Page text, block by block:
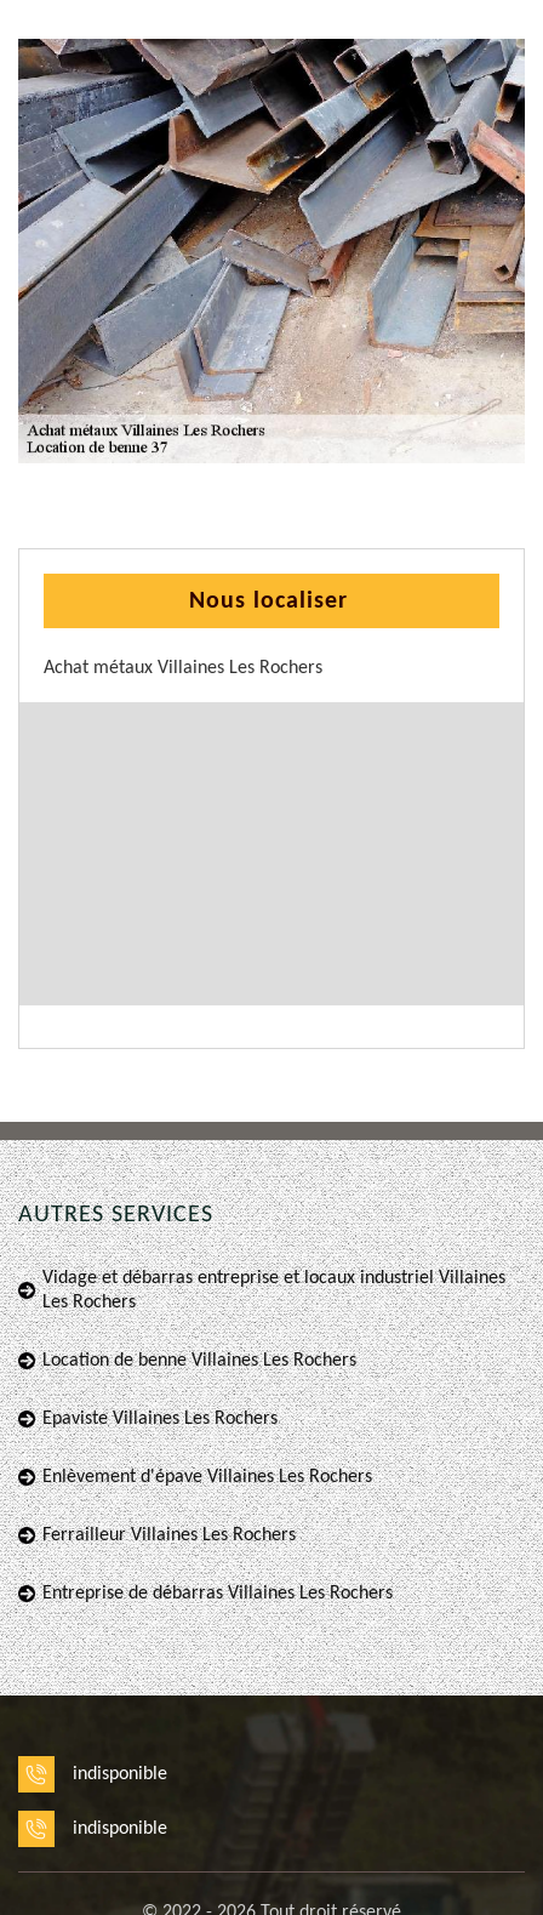
Nous localiser
Achat métaux Villaines Les Rochers
AUTRES SERVICES
Vidage et débarras entreprise et locaux industriel Villaines
Les Rochers
Location de benne Villaines Les Rochers
Epaviste Villaines Les Rochers
Enlèvement d'épave Villaines Les Rochers
Ferrailleur Villaines Les Rochers
Entreprise de débarras Villaines Les Rochers
indisponible
indisponible